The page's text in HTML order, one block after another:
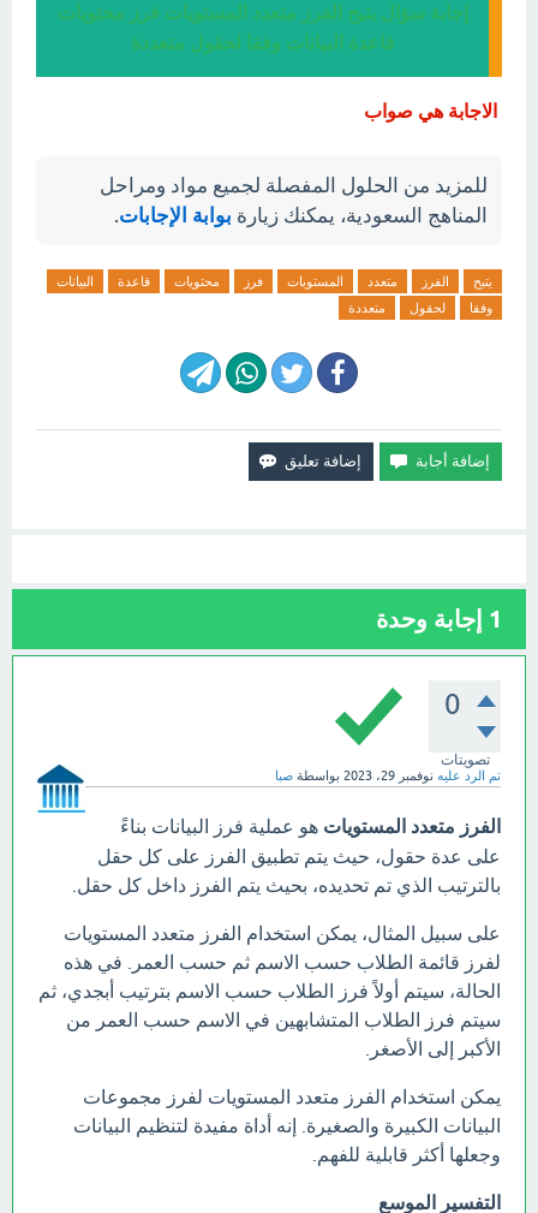
إجابة سؤال يتيح الفرز متعدد المستويات فرز محتويات
قاعدة البيانات وفقا لحقول متعددة
الاجابة هي صواب
للمزيد من الحلول المفصلة لجميع مواد ومراحل
المناهج السعودية، يمكنك زيارة بوابة الإجابات.
يتيح الفرز متعدد المستويات فرز محتويات قاعدة
البيانات
وفقا
لحقول متعددة
1 إجابة وحدة
0
تصويتات
تم الرد عليه نوفمبر 29، 2023 بواسطة صبا
الفرز متعدد المستويات هو عملية فرز البيانات بناءً
على عدة حقول، حيث يتم تطبيق الفرز على كل حقل
بالترتيب الذي تم تحديده، بحيث يتم الفرز داخل كل حقل.
على سبيل المثال، يمكن استخدام الفرز متعدد المستويات
لفرز قائمة الطلاب حسب الاسم ثم حسب العمر. في هذه
الحالة، سيتم أولاً فرز الطلاب حسب الاسم بترتيب أبجدي، ثم
سيتم فرز الطلاب المتشابهين في الاسم حسب العمر من
الأكبر إلى الأصغر.
يمكن استخدام الفرز متعدد المستويات لفرز مجموعات
البيانات الكبيرة والصغيرة. إنه أداة مفيدة لتنظيم البيانات
وجعلها أكثر قابلية للفهم.
التفسير الموسع